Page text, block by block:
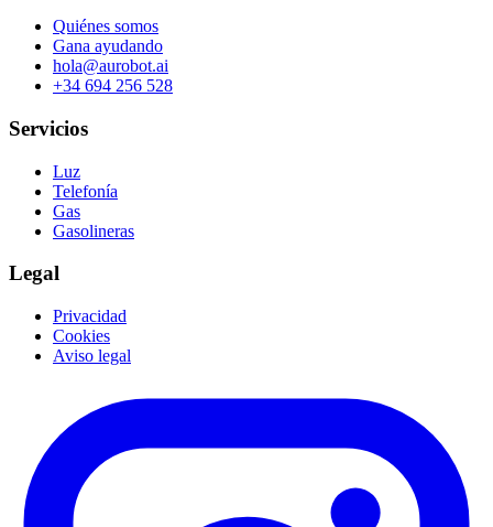
Quiénes somos
Gana ayudando
hola@aurobot.ai
+34 694 256 528
Servicios
Luz
Telefonía
Gas
Gasolineras
Legal
Privacidad
Cookies
Aviso legal